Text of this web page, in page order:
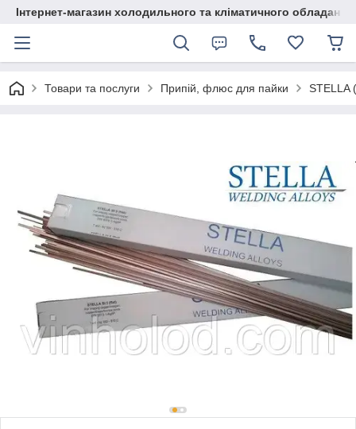
Інтернет-магазин холодильного та кліматичного обладання
Товари та послуги Припій, флюс для пайки STELLA